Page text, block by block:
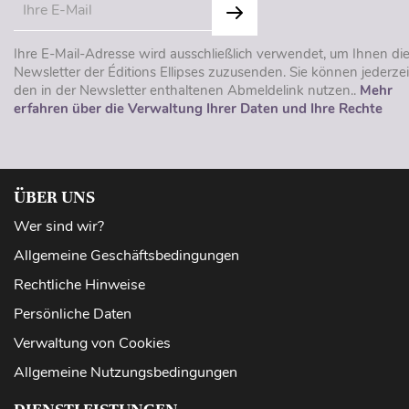
Ihre E-Mail-Adresse wird ausschließlich verwendet, um Ihnen die
Newsletter der Éditions Ellipses zuzusenden. Sie können
den in der Newsletter enthaltenen Abmeldelink nutzen.. Mehr
erfahren über die Verwaltung Ihrer Daten und Ihre Rechte
ÜBER UNS
Wer sind wir?
Allgemeine Geschäftsbedingungen
Rechtliche Hinweise
Persönliche Daten
Verwaltung von Cookies
Allgemeine Nutzungsbedingungen